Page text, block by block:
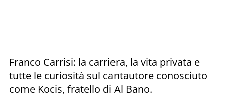
Franco Carrisi: la carriera, la vita privata e
tutte le curiosità sul cantautore conosciuto
come Kocis, fratello di Al Bano.